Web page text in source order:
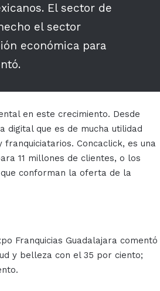
El sector de
el sector
económica para
en este crecimiento. Desde
digital que es de mucha utilidad
Concaclick, es una
11 millones de clientes, o los
conforman la oferta de la
Franquicias Guadalajara comentó
y belleza con el 35 por ciento;